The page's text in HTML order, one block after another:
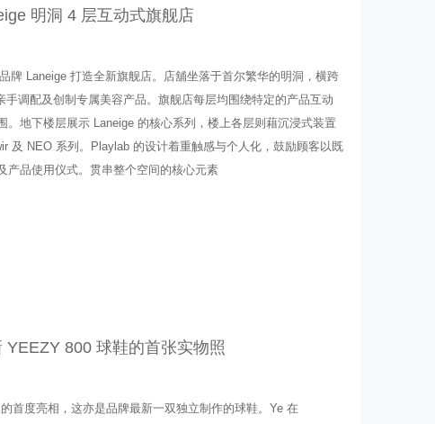
明洞 4 层互动式旗舰店
牌 Laneige 打造全新旗舰店。店舖坐落于首尔繁华的明洞，横跨
调配及创制专属美容产品。旗舰店每层均围绕特定的产品互动
。地下楼层展示 Laneige 的核心系列，楼上各层则藉沉浸式装置
及 NEO 系列。Playlab 的设计着重触感与个人化，鼓励顾客以既
产品使用仪式。贯串整个空间的核心元素
800 球鞋的首张实物照
首度亮相，这亦是品牌最新一双独立制作的球鞋。Ye 在